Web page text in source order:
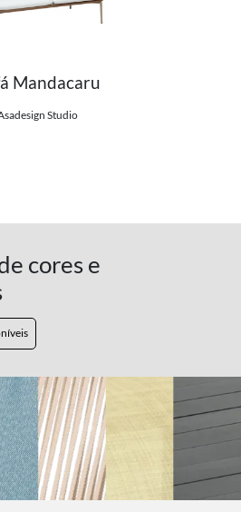
do produto
Mandacaru
Studio
cores e